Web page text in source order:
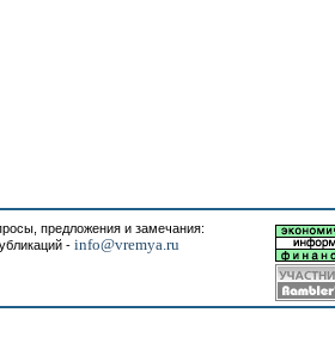
предложения и замечания:
- info@vremya.ru